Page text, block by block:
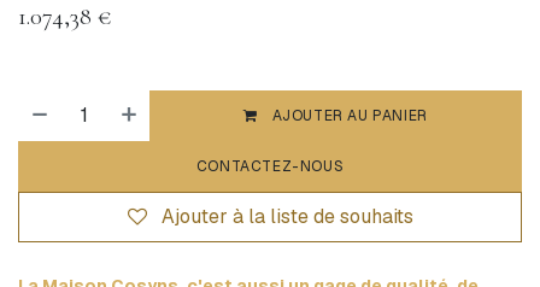
1.074,38 €
AJOUTER AU PANIER
CONTACTEZ-NOUS
Ajouter à la liste de souhaits